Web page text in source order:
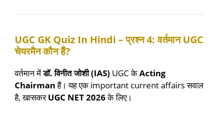
UGC GK Quiz In Hindi – प्रश्न 4: वर्तमान UGC
चेयरमैन कौन हैं?
वर्तमान मेंडॉ. विनीत जोशी (IAS) UGC केActing
Chairmanहैं। यह एक important current affairs सवाल
है, खासकरUGC NET 2026के लिए।